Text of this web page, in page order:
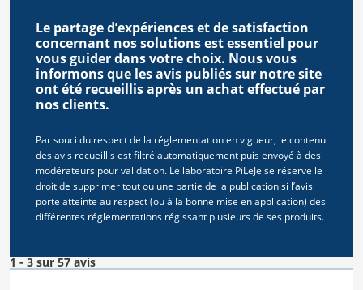
Le partage d’expériences et de satisfaction
concernant nos solutions est essentiel pour
vous guider dans votre choix. Nous vous
informons que les avis publiés sur notre site
ont été recueillis après un achat effectué par
nos clients.
Par souci du respect de la réglementation en vigueur, le contenu
des avis recueillis est filtré automatiquement puis envoyé à des
modérateurs pour validation. Le laboratoire PiLeJe se réserve le
droit de supprimer tout ou une partie de la publication si l’avis
porte atteinte au respect (ou à la bonne mise en application) des
différentes réglementations régissant plusieurs de ses produits.
1 - 3 sur 57 avis